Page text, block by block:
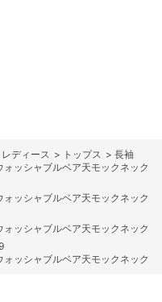
レディース > トップス > 長袖
ッシャブルベア天モックネック
ッシャブルベア天モックネック
ッシャブルベア天モックネック
ッシャブルベア天モックネック